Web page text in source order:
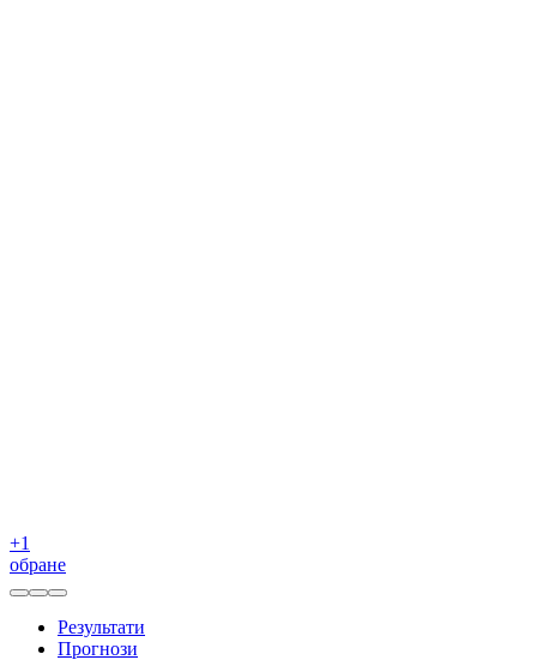
+1
обране
Результати
Прогнози